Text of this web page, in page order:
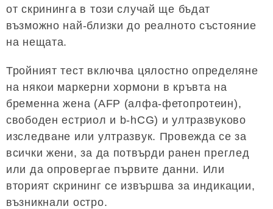
от скрининга в този случай ще бъдат
възможно най-близки до реалното състояние
на нещата.
Тройният тест включва цялостно определяне
на някои маркерни хормони в кръвта на
бременна жена (AFP (алфа-фетопротеин),
свободен естриол и b-hCG) и ултразвуково
изследване или ултразвук. Провежда се за
всички жени, за да потвърди ранен преглед
или да опровергае първите данни. Или
вторият скрининг се извършва за индикации,
възникнали остро.